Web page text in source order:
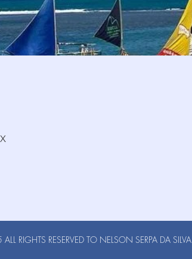
RIGHTS RESERVED TO NELSON SERPA DA SILVA